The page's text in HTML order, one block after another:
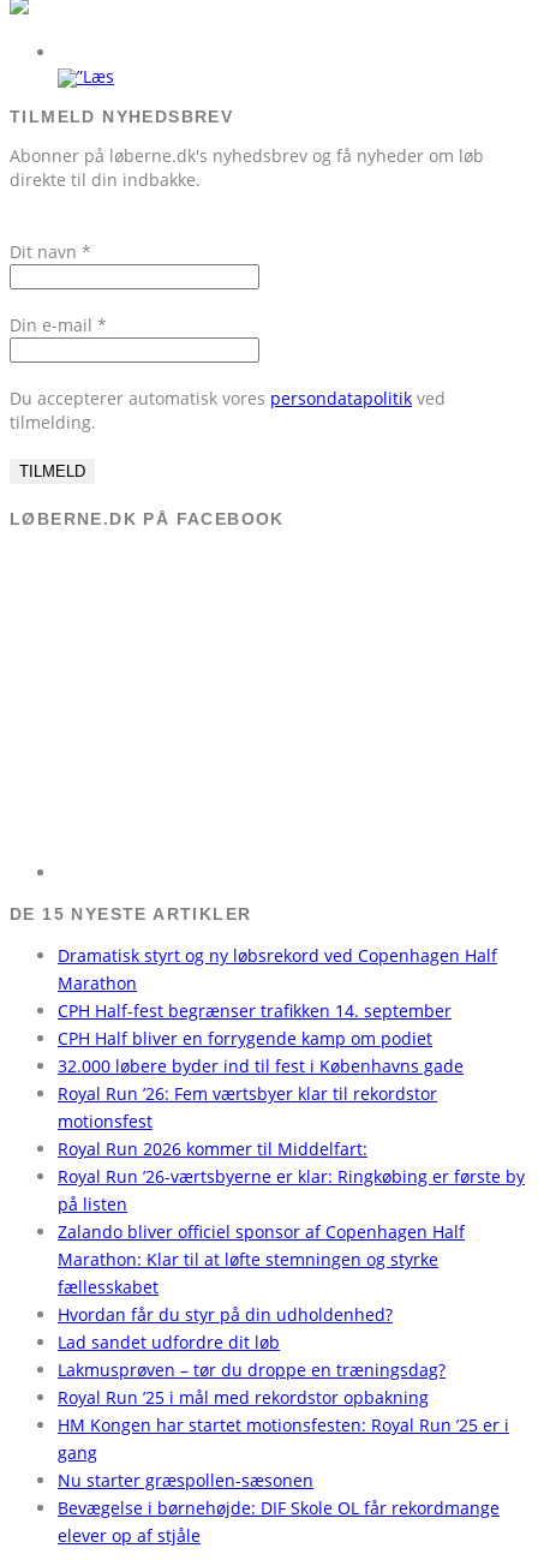
TILMELD NYHEDSBREV
Abonner på løberne.dk's nyhedsbrev og få nyheder om løb
direkte til din indbakke.
Dit navn *
Din e-mail *
Du accepterer automatisk vores persondatapolitik ved
tilmelding.
LØBERNE.DK PÅ FACEBOOK
DE 15 NYESTE ARTIKLER
Dramatisk styrt og ny løbsrekord ved Copenhagen Half
Marathon
CPH Half-fest begrænser trafikken 14. september
CPH Half bliver en forrygende kamp om podiet
32.000 løbere byder ind til fest i Københavns gade
Royal Run ’26: Fem værtsbyer klar til rekordstor
motionsfest
Royal Run 2026 kommer til Middelfart:
Royal Run ’26-værtsbyerne er klar: Ringkøbing er første by
på listen
Zalando bliver officiel sponsor af Copenhagen Half
Marathon: Klar til at løfte stemningen og styrke
fællesskabet
Hvordan får du styr på din udholdenhed?
Lad sandet udfordre dit løb
Lakmusprøven – tør du droppe en træningsdag?
Royal Run ’25 i mål med rekordstor opbakning
HM Kongen har startet motionsfesten: Royal Run ’25 er i
gang
Nu starter græspollen-sæsonen
Bevægelse i børnehøjde: DIF Skole OL får rekordmange
elever op af stjåle